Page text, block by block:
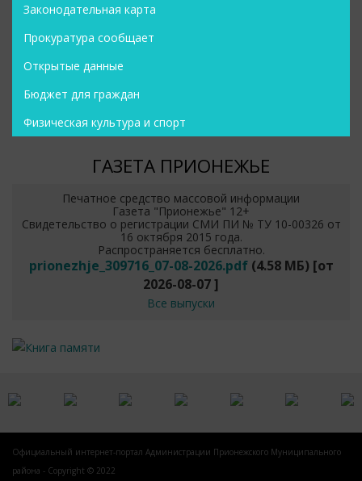
Законодательная карта
Прокуратура сообщает
Открытые данные
Бюджет для граждан
Физическая культура и спорт
ГАЗЕТА ПРИОНЕЖЬЕ
Печатное средство массовой информации
Газета "Прионежье" 12+
Свидетельство о регистрации СМИ ПИ № ТУ 10-00326 от
16 октября 2015 года.
Распространяется бесплатно.
prionezhje_309716_07-08-2026.pdf (4.58 МБ)[от
2026-08-07]
Все выпуски
Официальный интернет-портал Администрации Прионежского Муниципального
района - Copyright © 2022